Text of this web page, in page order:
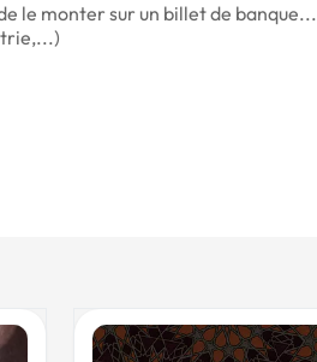
le monter sur un billet de